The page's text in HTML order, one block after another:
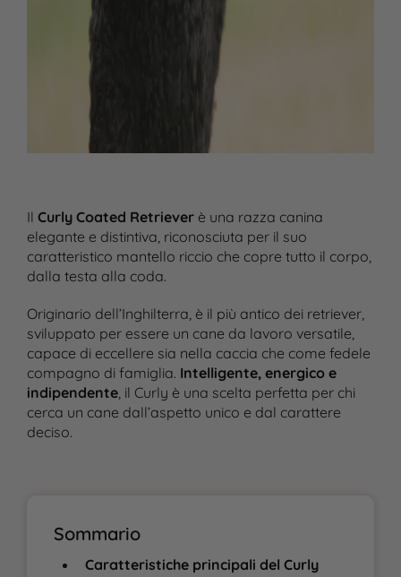
Il Curly Coated Retrieverè una razza canina
elegante e distintiva, riconosciuta per il suo
caratteristico mantello riccio che copre tutto il corpo,
dalla testa alla coda.
Originario dell’Inghilterra, è il più antico dei retriever,
sviluppato per essere un cane da lavoro versatile,
capace di eccellere sia nella caccia che come fedele
compagno di famiglia. Intelligente, energico e
indipendente, il Curly è una scelta perfetta per chi
cerca un cane dall’aspetto unico e dal carattere
deciso.
Sommario
Caratteristiche principali del Curly